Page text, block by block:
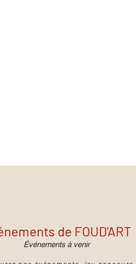
de FOUD'ART
Événements à venir